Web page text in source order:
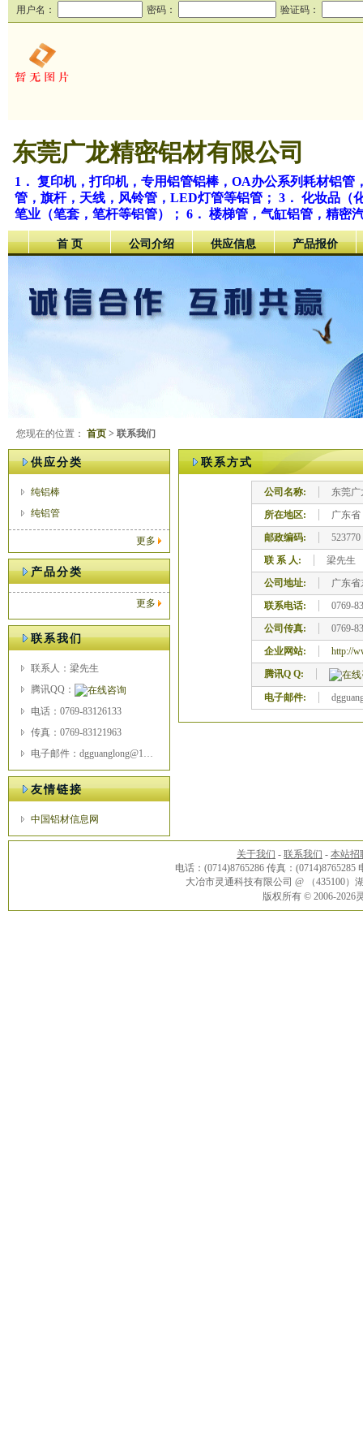
用户名： 密码： 验证码：
东莞广龙精密铝材有限公司
1． 复印机，打印机，专用铝管铝棒，OA办公系列耗材铝
管，旗杆，天线，风铃管，LED灯管等铝管； 3． 化妆品（
笔业（笔套，笔杆等铝管）； 6． 楼梯管，气缸铝管，精密
首 页 公司介绍 供应信息 产品报价
您现在的位置： 首页 > 联系我们
供应分类
纯铝棒
纯铝管
更多
产品分类
更多
联系我们
联系人：梁先生
腾讯QQ：
电话：0769-83126133
传真：0769-83121963
电子邮件：dgguanglong@163.com
友情链接
中国铝材信息网
联系方式
公司名称:
东莞
所在地区:
广东省
邮政编码:
523770
联 系 人:
梁先生
公司地址:
广东
联系电话:
0769-
公司传真:
0769-
企业网站:
http://
腾讯Q Q:
电子邮件:
关于我们 - 联系我们 - 本站招
电话：(0714)8765286 传真：(0714)8765285
大冶市灵通科技有限公司 @ （435100
版权所有 © 2006-2026